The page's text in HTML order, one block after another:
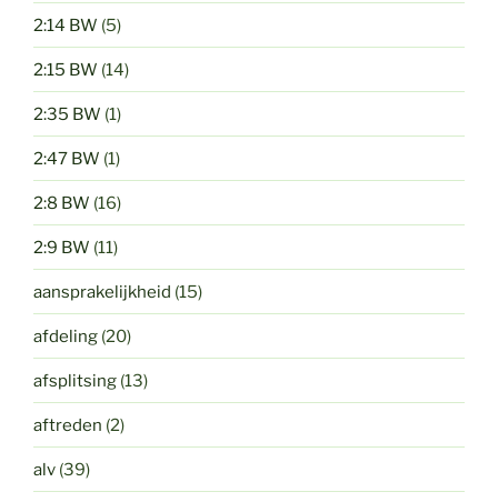
2:14 BW (5)
2:15 BW (14)
2:35 BW (1)
2:47 BW (1)
2:8 BW (16)
2:9 BW (11)
aansprakelijkheid (15)
afdeling (20)
afsplitsing (13)
aftreden (2)
alv (39)